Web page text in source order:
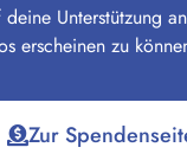
Unterstützung
erscheinen zu
Zur